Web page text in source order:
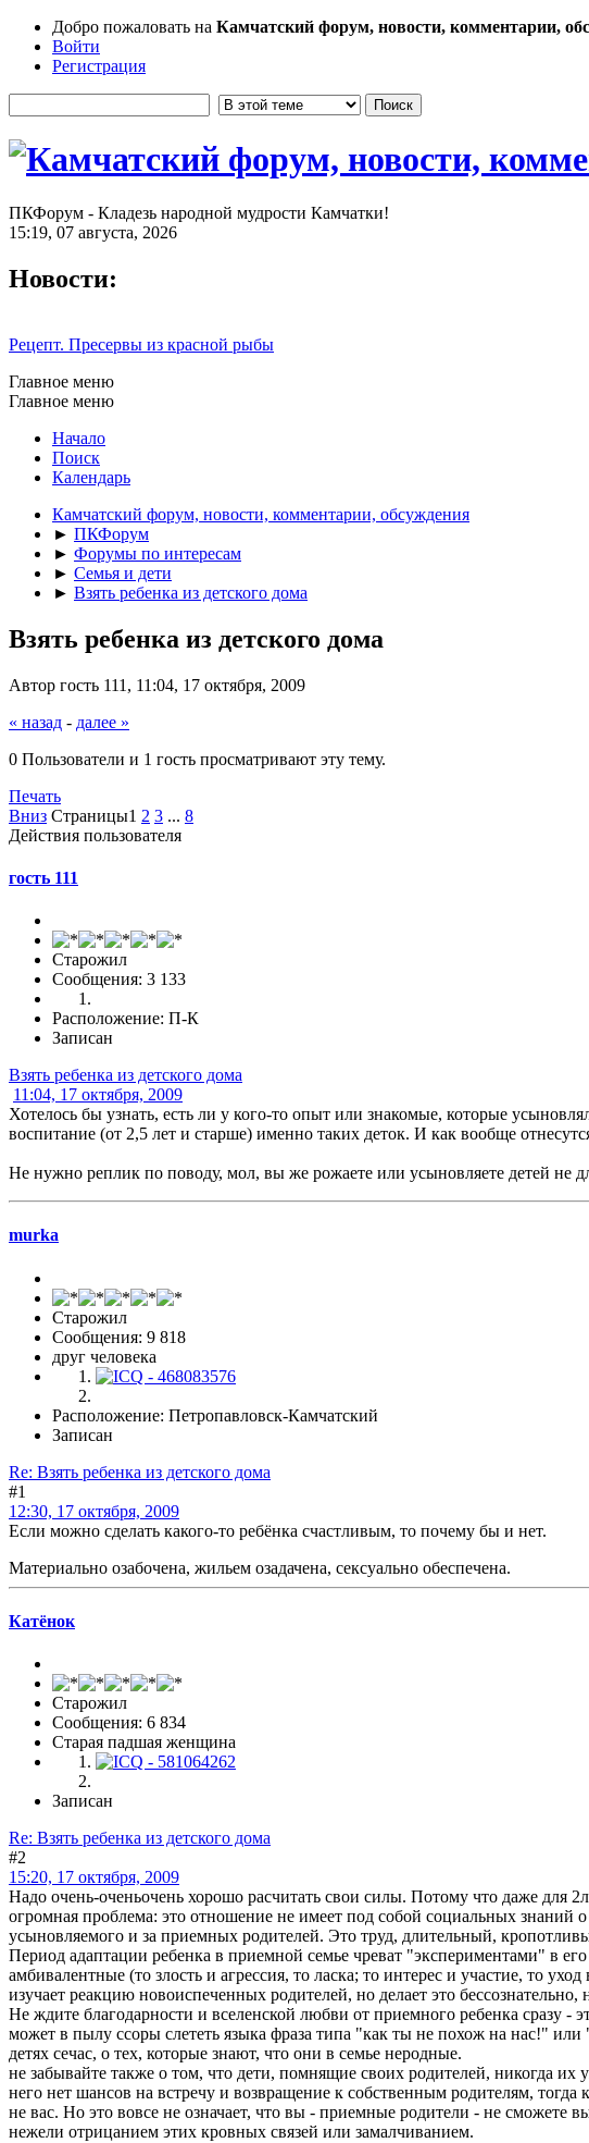
Добро пожаловать на Камчатский форум, новости, комментарии,
Войти
Регистрация
ПКФорум - Кладезь народной мудрости Камчатки!
15:19, 07 августа, 2026
Новости:
Рецепт. Пресервы из красной рыбы
Главное меню
Главное меню
Начало
Поиск
Календарь
Камчатский форум, новости, комментарии, обсуждения
► ПКФорум
► Форумы по интересам
► Семья и дети
► Взять ребенка из детского дома
Взять ребенка из детского дома
Автор гость 111, 11:04, 17 октября, 2009
« назад - далее »
0 Пользователи и 1 гость просматривают эту тему.
Печать
Вниз Страницы1 2 3 ... 8
Действия пользователя
гость 111
Старожил
Сообщения: 3 133
Расположение: П-К
Записан
Взять ребенка из детского дома
11:04, 17 октября, 2009
Хотелось бы узнать, есть ли у кого-то опыт или знакомые, которые
воспитание (от 2,5 лет и старше) именно таких деток. И как вообще
Не нужно реплик по поводу, мол, вы же рожаете или усыновляете детей не
murka
Старожил
Сообщения: 9 818
друг человека
Расположение: Петропавловск-Камчатский
Записан
Re: Взять ребенка из детского дома
#1
12:30, 17 октября, 2009
Если можно сделать какого-то ребёнка счастливым, то почему бы и нет.
Материально озабочена, жильем озадачена, сексуально обеспечена.
Катёнок
Старожил
Сообщения: 6 834
Старая падшая женщина
Записан
Re: Взять ребенка из детского дома
#2
15:20, 17 октября, 2009
Надо очень-оченьочень хорошо расчитать свои силы. Потому что даже для
огромная проблема: это отношение не имеет под собой социальных знаний
усыновляемого и за приемных родителей. Это труд, длительный,
Период адаптации ребенка в приемной семье чреват "экспериментами" в
амбивалентные (то злость и агрессия, то ласка; то интерес и участие, то
изучает реакцию новоиспеченных родителей, но делает это
Не ждите благодарности и вселенской любви от приемного ребенка сразу
может в пылу ссоры слететь языка фраза типа "как ты не похож на нас!"
детях сечас, о тех, которые знают, что они в семье неродные.
не забывайте также о том, что дети, помнящие своих родителей, никогда
него нет шансов на встречу и возвращение к собственным родителям,
не вас. Но это вовсе не означает, что вы - приемные родители - не сможете
нежели отрицанием этих кровных связей или замалчиванием.